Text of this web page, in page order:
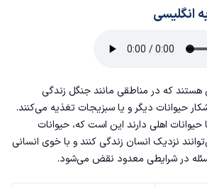
انگلیسی
هستند که در مناطقی مانند جنگل زندگی
حیوانات دیگر و یا سبزیجات تغذیه می‌کنند.
حیوانات اهلی دارند این است که، حیوانات
نزدیک انسان زندگی کنند و با خوی انسانی
مسئله در شرایطی معدود نقض می‌شود.